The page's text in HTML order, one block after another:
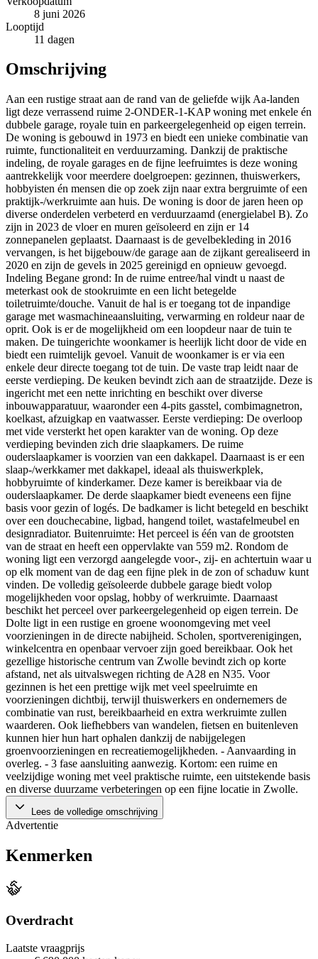
8 juni 2026
Looptijd
11 dagen
Omschrijving
Aan een rustige straat aan de rand van de geliefde wijk Aa-landen
ligt deze verrassend ruime 2-ONDER-1-KAP woning met enkele én
dubbele garage, royale tuin en parkeergelegenheid op eigen terrein.
De woning is gebouwd in 1973 en biedt een unieke combinatie van
ruimte, functionaliteit en verduurzaming. Dankzij de praktische
indeling, de royale garages en de fijne leefruimtes is deze woning
aantrekkelijk voor meerdere doelgroepen: gezinnen, thuiswerkers,
hobbyisten én mensen die op zoek zijn naar extra bergruimte of een
praktijk-/werkruimte aan huis. De woning is door de jaren heen op
diverse onderdelen verbeterd en verduurzaamd (energielabel B). Zo
zijn in 2023 de vloer en muren geïsoleerd en zijn er 14
zonnepanelen geplaatst. Daarnaast is de gevelbekleding in 2016
vervangen, is het bijgebouw/de garage aan de zijkant gerealiseerd in
2020 en zijn de gevels in 2025 gereinigd en opnieuw gevoegd.
Indeling Begane grond: In de ruime entree/hal vindt u naast de
meterkast ook de stookruimte en een licht betegelde
toiletruimte/douche. Vanuit de hal is er toegang tot de inpandige
garage met wasmachineaansluiting, verwarming en roldeur naar de
oprit. Ook is er de mogelijkheid om een loopdeur naar de tuin te
maken. De tuingerichte woonkamer is heerlijk licht door de vide en
biedt een ruimtelijk gevoel. Vanuit de woonkamer is er via een
enkele deur directe toegang tot de tuin. De vaste trap leidt naar de
eerste verdieping. De keuken bevindt zich aan de straatzijde. Deze is
ingericht met een nette inrichting en beschikt over diverse
inbouwapparatuur, waaronder een 4-pits gasstel, combimagnetron,
koelkast, afzuigkap en vaatwasser. Eerste verdieping: De overloop
met vide versterkt het open karakter van de woning. Op deze
verdieping bevinden zich drie slaapkamers. De ruime
ouderslaapkamer is voorzien van een dakkapel. Daarnaast is er een
slaap-/werkkamer met dakkapel, ideaal als thuiswerkplek,
hobbyruimte of kinderkamer. Deze kamer is bereikbaar via de
ouderslaapkamer. De derde slaapkamer biedt eveneens een fijne
basis voor gezin of logés. De badkamer is licht betegeld en beschikt
over een douchecabine, ligbad, hangend toilet, wastafelmeubel en
designradiator. Buitenruimte: Het perceel is één van de grootsten
van de straat en heeft een oppervlakte van 559 m2. Rondom de
woning ligt een verzorgd aangelegde voor-, zij- en achtertuin waar u
op elk moment van de dag een fijne plek in de zon of schaduw kunt
vinden. De volledig geïsoleerde dubbele garage biedt volop
mogelijkheden voor opslag, hobby of werkruimte. Daarnaast
beschikt het perceel over parkeergelegenheid op eigen terrein. De
Dolte ligt in een rustige en groene woonomgeving met veel
voorzieningen in de directe nabijheid. Scholen, sportverenigingen,
winkelcentra en openbaar vervoer zijn goed bereikbaar. Ook het
gezellige historische centrum van Zwolle bevindt zich op korte
afstand, net als uitvalswegen richting de A28 en N35. Voor
gezinnen is het een prettige wijk met veel speelruimte en
voorzieningen dichtbij, terwijl thuiswerkers en ondernemers de
combinatie van rust, bereikbaarheid en extra werkruimte zullen
waarderen. Ook liefhebbers van wandelen, fietsen en buitenleven
kunnen hier hun hart ophalen dankzij de nabijgelegen
groenvoorzieningen en recreatiemogelijkheden. - Aanvaarding in
overleg. - 3 fase aansluiting aanwezig. Kortom: een ruime en
veelzijdige woning met veel praktische ruimte, een uitstekende basis
en diverse duurzame verbeteringen op een fijne locatie in Zwolle.
Lees de volledige omschrijving
Advertentie
Kenmerken
Overdracht
Laatste vraagprijs